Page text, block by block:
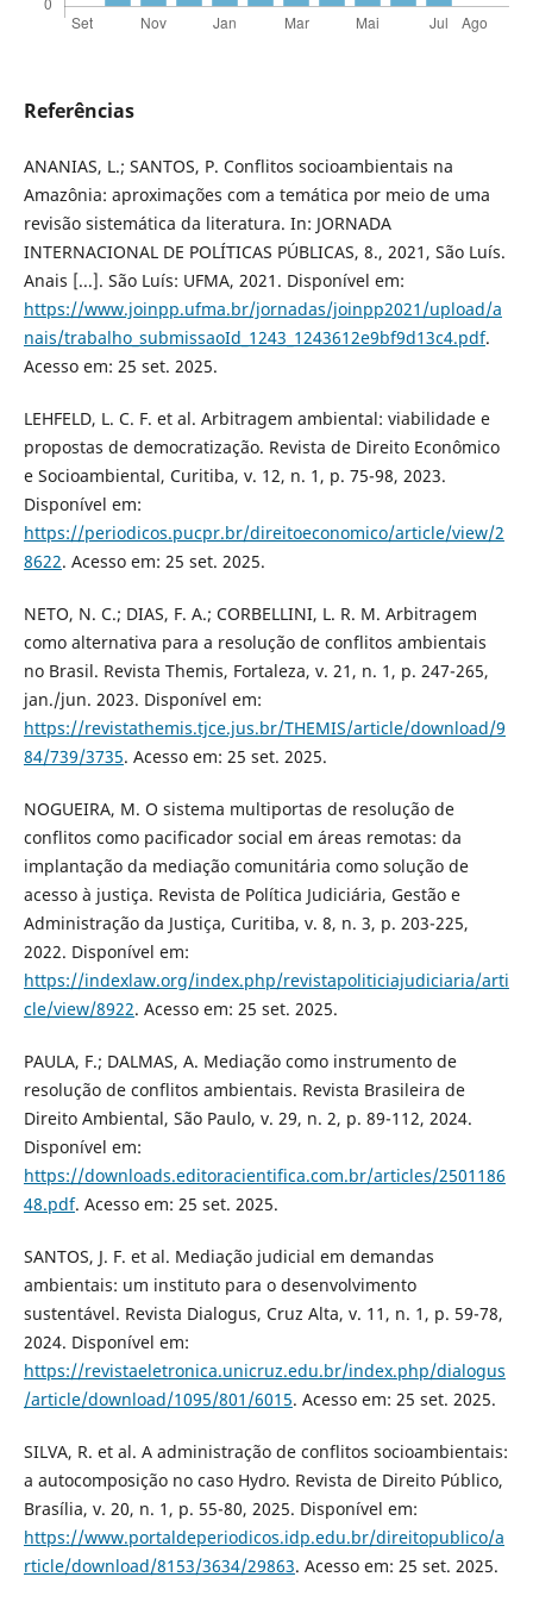
Referências
ANANIAS, L.; SANTOS, P. Conflitos socioambientais na
Amazônia: aproximações com a temática por meio de uma
revisão sistemática da literatura. In: JORNADA
INTERNACIONAL DE POLÍTICAS PÚBLICAS, 8., 2021, São Luís.
Anais [...]. São Luís: UFMA, 2021. Disponível em:
https://www.joinpp.ufma.br/jornadas/joinpp2021/upload/a
nais/trabalho_submissaoId_1243_1243612e9bf9d13c4.pdf.
Acesso em: 25 set. 2025.
LEHFELD, L. C. F. et al. Arbitragem ambiental: viabilidade e
propostas de democratização. Revista de Direito Econômico
e Socioambiental, Curitiba, v. 12, n. 1, p. 75-98, 2023.
Disponível em:
https://periodicos.pucpr.br/direitoeconomico/article/view/2
8622. Acesso em: 25 set. 2025.
NETO, N. C.; DIAS, F. A.; CORBELLINI, L. R. M. Arbitragem
como alternativa para a resolução de conflitos ambientais
no Brasil. Revista Themis, Fortaleza, v. 21, n. 1, p. 247-265,
jan./jun. 2023. Disponível em:
https://revistathemis.tjce.jus.br/THEMIS/article/download/9
84/739/3735. Acesso em: 25 set. 2025.
NOGUEIRA, M. O sistema multiportas de resolução de
conflitos como pacificador social em áreas remotas: da
implantação da mediação comunitária como solução de
acesso à justiça. Revista de Política Judiciária, Gestão e
Administração da Justiça, Curitiba, v. 8, n. 3, p. 203-225,
2022. Disponível em:
https://indexlaw.org/index.php/revistapoliticiajudiciaria/arti
cle/view/8922. Acesso em: 25 set. 2025.
PAULA, F.; DALMAS, A. Mediação como instrumento de
resolução de conflitos ambientais. Revista Brasileira de
Direito Ambiental, São Paulo, v. 29, n. 2, p. 89-112, 2024.
Disponível em:
https://downloads.editoracientifica.com.br/articles/2501186
48.pdf. Acesso em: 25 set. 2025.
SANTOS, J. F. et al. Mediação judicial em demandas
ambientais: um instituto para o desenvolvimento
sustentável. Revista Dialogus, Cruz Alta, v. 11, n. 1, p. 59-78,
2024. Disponível em:
https://revistaeletronica.unicruz.edu.br/index.php/dialogus
/article/download/1095/801/6015. Acesso em: 25 set. 2025.
SILVA, R. et al. A administração de conflitos socioambientais:
a autocomposição no caso Hydro. Revista de Direito Público,
Brasília, v. 20, n. 1, p. 55-80, 2025. Disponível em:
https://www.portaldeperiodicos.idp.edu.br/direitopublico/a
rticle/download/8153/3634/29863. Acesso em: 25 set. 2025.